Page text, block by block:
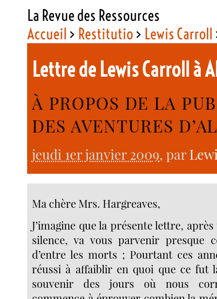
La Revue des Ressources
Accueil > Restitutio> Lewis Carroll
Lettre de Lewis Carroll à
À PROPOS DE LA
DES AVENTURES
jeudi 1er janvier 2009, par
Ma chère Mrs. Hargreaves,
J’imagine que la présente lettre, après
silence, va vous parvenir presque
d’entre les morts ; Pourtant ces
réussi à affaiblir en quoi que ce fut
souvenir des jours où nous